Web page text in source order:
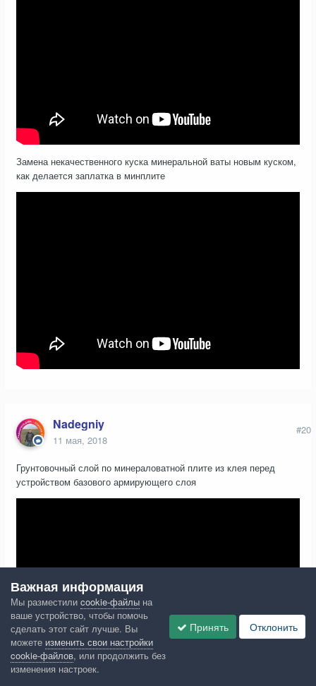
Замена некачественного куска минеральной ваты новым куском,
как делается заплатка в минплите
Nadegniy
11 мая, 2018
#20
Грунтовочный слой по минераловатной плите из клея перед
устройством базового армирующего слоя
Важная информация
Мы разместили cookie-файлы на
ваше устройство, чтобы помочь
сделать этот сайт лучше. Вы
можете изменить свои настройки
cookie-файлов, или продолжить без
изменения настроек.
Принять Отклонить